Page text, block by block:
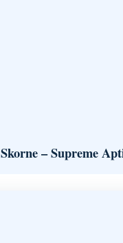
Skorne – Supreme